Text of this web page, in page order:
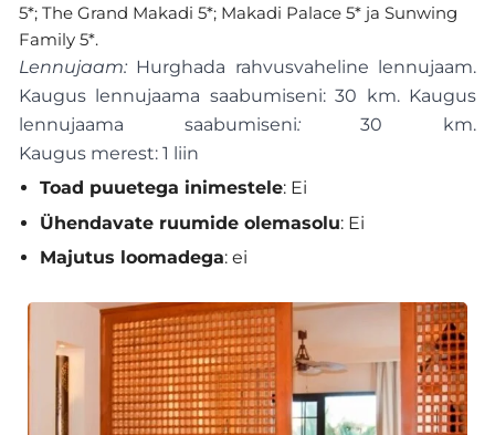
5*; The Grand Makadi 5*; Makadi Palace 5* ja Sunwing
Family 5*.
Lennujaam: Hurghada rahvusvaheline lennujaam.
Kaugus lennujaama saabumiseni: 30 km. Kaugus
lennujaama saabumiseni:30 km.
Kaugus merest: 1 liin
Toad puuetega inimestele: Ei
Ühendavate ruumide olemasolu: Ei
Majutus loomadega: ei